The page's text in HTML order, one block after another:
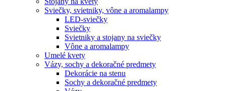
Sviečky, svietniky, vône a aromalampy
LED-sviečky
Sviečky
Svietniky a stojany na sviečky
Vône a aromalampy
Umelé kvety
Vázy, sochy a dekoračné predmety
Dekorácie na stenu
Sochy a dekoračné predmety